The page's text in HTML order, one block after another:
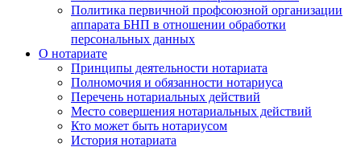
Политика первичной профсоюзной организации
аппарата БНП в отношении обработки
персональных данных
О нотариате
Принципы деятельности нотариата
Полномочия и обязанности нотариуса
Перечень нотариальных действий
Место совершения нотариальных действий
Кто может быть нотариусом
История нотариата